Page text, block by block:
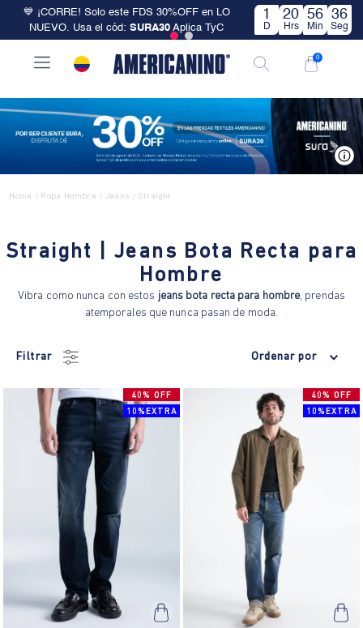
💙 ¡CORRE! Solo este FDS 30%OFF en LO
NUEVO. Usa el cód: SURA30 Aplica TyC
1
D
20
Hrs
56
Min
35
Seg
0
Home / Ropa Hombre / Jeans / Straight
Straight | Jeans Bota Recta para
Hombre
Vibra como nunca con estos jeans bota recta para hombre, prendas
atemporales que nunca pasan de moda.
Filtrar Ordenar por
40% OFF
10%EXTRA
40% OFF
10%EXTRA